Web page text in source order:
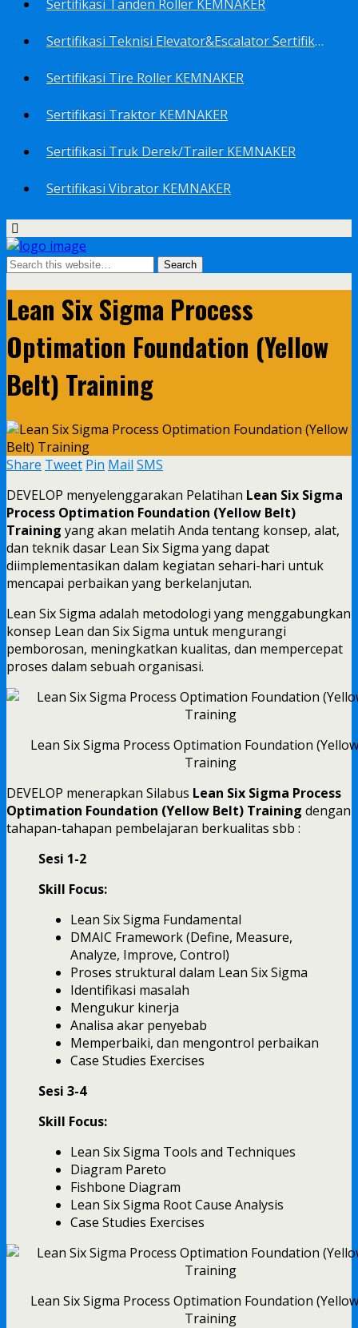
Sertifikasi Tanden Roller KEMNAKER
Sertifikasi Teknisi Elevator&Escalator Sertifikat Kemenaker KEMNAKER
Sertifikasi Tire Roller KEMNAKER
Sertifikasi Traktor KEMNAKER
Sertifikasi Truk Derek/Trailer KEMNAKER
Sertifikasi Vibrator KEMNAKER
Lean Six Sigma Process
Optimation Foundation (Yellow
Belt) Training
Share Tweet Pin Mail SMS
DEVELOP menyelenggarakan Pelatihan Lean Six Sigma
Process Optimation Foundation (Yellow Belt)
Training yang akan melatih Anda tentang konsep, alat,
dan teknik dasar Lean Six Sigma yang dapat
diimplementasikan dalam kegiatan sehari-hari untuk
mencapai perbaikan yang berkelanjutan.
Lean Six Sigma adalah metodologi yang menggabungkan
konsep Lean dan Six Sigma untuk mengurangi
pemborosan, meningkatkan kualitas, dan mempercepat
proses dalam sebuah organisasi.
Lean Six Sigma Process Optimation Foundation
Training
DEVELOP menerapkan Silabus Lean Six Sigma Process
Optimation Foundation (Yellow Belt) Training dengan
tahapan-tahapan pembelajaran berkualitas sbb :
Sesi 1-2
Skill Focus:
Lean Six Sigma Fundamental
DMAIC Framework (Define, Measure,
Analyze, Improve, Control)
Proses struktural dalam Lean Six Sigma
Identifikasi masalah
Mengukur kinerja
Analisa akar penyebab
Memperbaiki, dan mengontrol perbaikan
Case Studies Exercises
Sesi 3-4
Skill Focus:
Lean Six Sigma Tools and Techniques
Diagram Pareto
Fishbone Diagram
Lean Six Sigma Root Cause Analysis
Case Studies Exercises
Lean Six Sigma Process Optimation Foundation
Training